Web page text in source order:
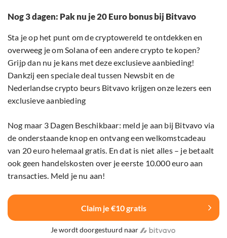
Nog 3 dagen: Pak nu je 20 Euro bonus bij Bitvavo
Sta je op het punt om de cryptowereld te ontdekken en
overweeg je om Solana of een andere crypto te kopen?
Grijp dan nu je kans met deze exclusieve aanbieding!
Dankzij een speciale deal tussen Newsbit en de
Nederlandse crypto beurs Bitvavo krijgen onze lezers een
exclusieve aanbieding
Nog maar 3 Dagen Beschikbaar: meld je aan bij Bitvavo via
de onderstaande knop en ontvang een welkomstcadeau
van 20 euro helemaal gratis. En dat is niet alles – je betaalt
ook geen handelskosten over je eerste 10.000 euro aan
transacties. Meld je nu aan!
Claim je €10 gratis
Je wordt doorgestuurd naar